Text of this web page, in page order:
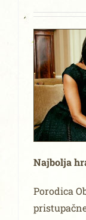
Najbolja
Porodica